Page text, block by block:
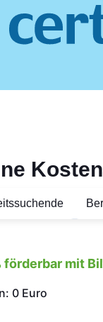
förderbar mit
0 Euro